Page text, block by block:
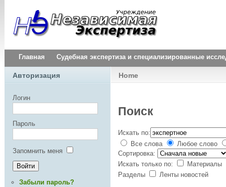
Главная Судебная экспертиза и специализированные
Home
Поиск
Искать по:
Все слова
Любое слово
Сортировка:
Искать только по:
Материалы
Разделы
Ленты новостей
Авторизация
Логин
Пароль
Запомнить меня
Забыли пароль?